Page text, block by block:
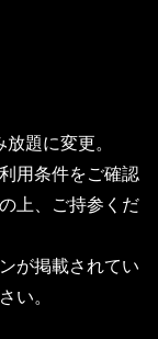
題に変更。
用条件をご確認
上、ご持参くだ
が掲載されてい
い。